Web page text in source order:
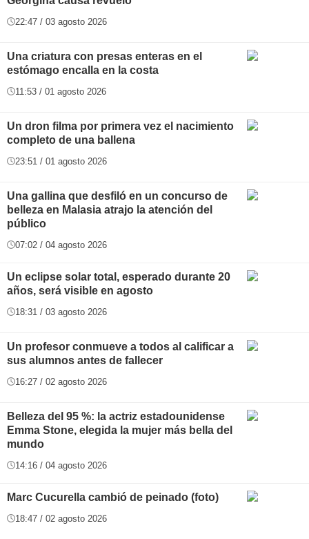
22:47 / 03 agosto 2026
Una criatura con presas enteras en el
estómago encalla en la costa
11:53 / 01 agosto 2026
Un dron filma por primera vez el nacimiento
completo de una ballena
23:51 / 01 agosto 2026
Una gallina que desfiló en un concurso de
belleza en Malasia atrajo la atención del
público
07:02 / 04 agosto 2026
Un eclipse solar total, esperado durante 20
años, será visible en agosto
18:31 / 03 agosto 2026
Un profesor conmueve a todos al calificar a
sus alumnos antes de fallecer
16:27 / 02 agosto 2026
Belleza del 95 %: la actriz estadounidense
Emma Stone, elegida la mujer más bella del
mundo
14:16 / 04 agosto 2026
Marc Cucurella cambió de peinado (foto)
18:47 / 02 agosto 2026